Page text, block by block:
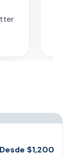
If
Desde $1,200